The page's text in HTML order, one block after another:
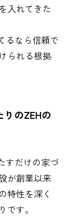
入れてきた
るなら信頼で
られる根拠
のZEHの
すだけの家づ
が創業以来
特性を深く
す。